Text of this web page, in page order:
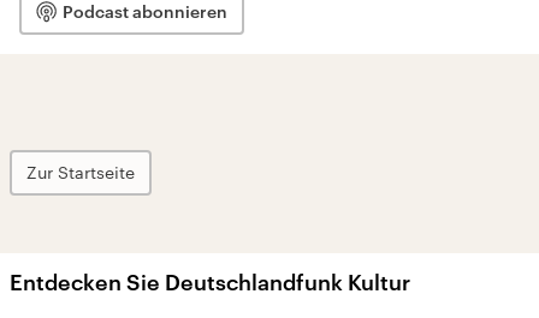
Podcast abonnieren
Zur Startseite
Entdecken Sie Deutschlandfunk Kultur